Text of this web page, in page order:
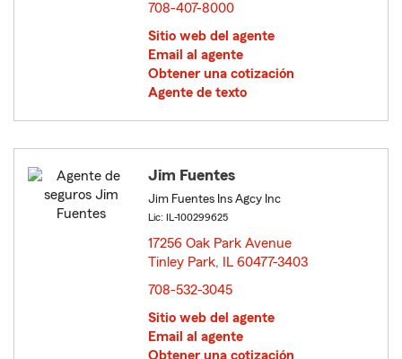
708-407-8000
Sitio web del agente
Email al agente
Obtener una cotización
Agente de texto
Jim Fuentes
Jim Fuentes Ins Agcy Inc
Lic: IL-100299625
17256 Oak Park Avenue
Tinley Park, IL 60477-3403
708-532-3045
Sitio web del agente
Email al agente
Obtener una cotización